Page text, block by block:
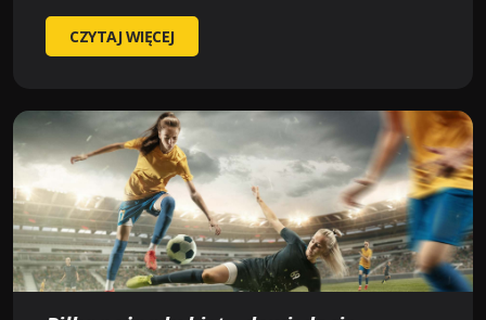
MECZ:
NIEMCY
POLSKA.
ELIMINACJE
DO
MISTRZOSTW
ŚWIATA
W
KOSZYKÓWCE
2023
CZYTAJ WIĘCEJ